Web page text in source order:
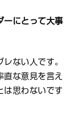
にとって大事
ない人です。
直な意見を言え
は思わないです